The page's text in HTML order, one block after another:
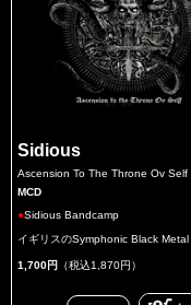
Sidious
Ascension To The Throne Ov Self
MCD
●Sidious Bandcamp
イギリスのSymphonic Black
1,700円 （税込1,870円）